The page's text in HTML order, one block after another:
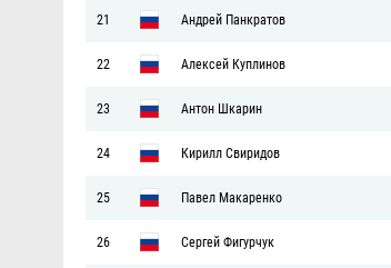
21 Андрей Панкратов
22 Алексей Куплинов
23 Антон Шкарин
24 Кирилл Свиридов
25 Павел Макаренко
26 Сергей Фигурчук